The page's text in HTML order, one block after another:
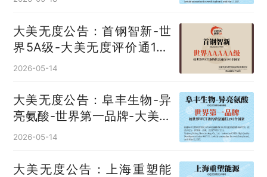
大美无度公告：首钢智新-世
界5A级-大美无度评价通193
国
2026-05-14
大美无度公告：阜丰生物-异
亮氨酸‌-世界第一品牌-大美无
度评价通193国
2026-05-14
大美无度公告：上海重塑能